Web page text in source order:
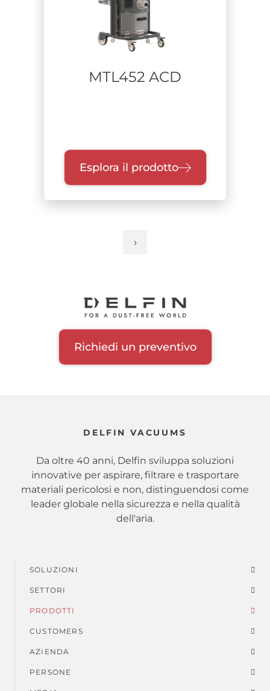
MTL452 ACD
Esplora il prodotto
Pagina
›
Richiedi un preventivo
DELFIN VACUUMS
Da oltre 40 anni, Delfin sviluppa soluzioni
innovative per aspirare, filtrare e trasportare
materiali pericolosi e non, distinguendosi come
leader globale nella sicurezza e nella qualità
dell'aria.
Menu
di
piè
di
pagina
SOLUZIONI
SETTORI
PRODOTTI
CUSTOMERS
AZIENDA
PERSONE